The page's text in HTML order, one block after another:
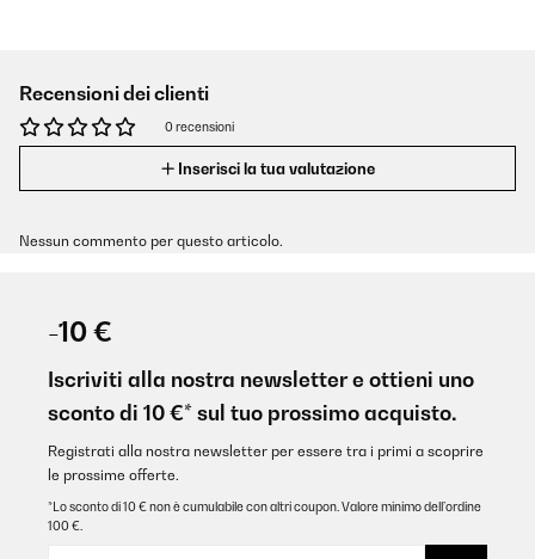
Recensioni dei clienti
0 recensioni
Inserisci la tua valutazione
Nessun commento per questo articolo.
-10 €
Iscriviti alla nostra newsletter e ottieni uno
sconto di 10 €* sul tuo prossimo acquisto.
Registrati alla nostra newsletter per essere tra i primi a scoprire
le prossime offerte.
*Lo sconto di 10 € non è cumulabile con altri coupon. Valore minimo dell’ordine
100 €.